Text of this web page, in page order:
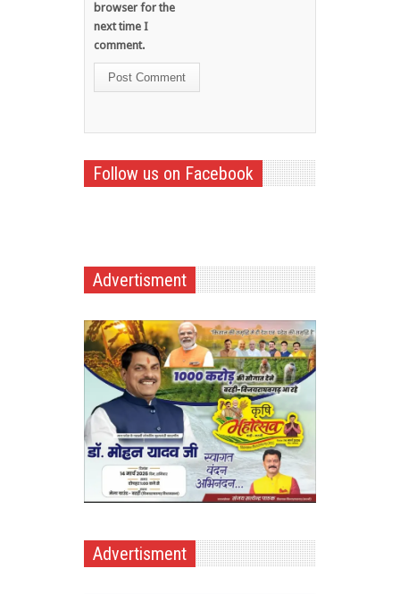
browser for the
next time I
comment.
Follow us on Facebook
Advertisment
Advertisment